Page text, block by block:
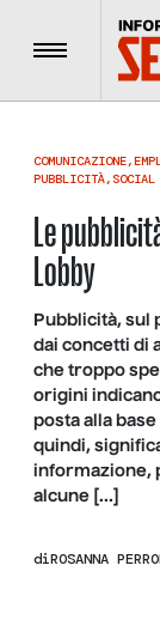
Menu
COMUNICAZIONE,
PUBBLICITÀ, SOCIAL
Le
Lobby
Pubblicità, sul
dai concetti di
che troppo
origini
posta alla
quindi,
informazione,
alcune […]
diROSANNA